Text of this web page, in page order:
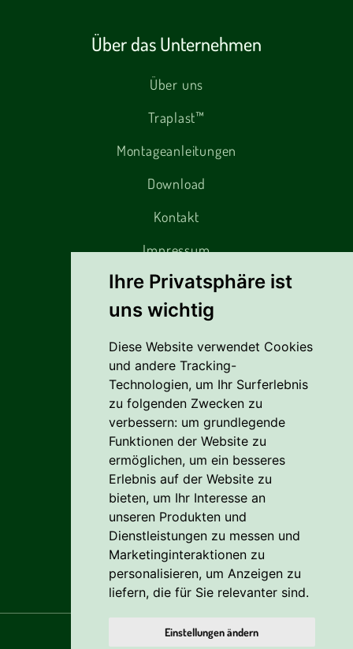
Ihre Privatsphäre ist
uns wichtig
Diese Website verwendet Cookies
und andere Tracking-
Technologien, um Ihr Surferlebnis
zu folgenden Zwecken zu
verbessern: um grundlegende
Funktionen der Website zu
ermöglichen, um ein besseres
Erlebnis auf der Website zu
bieten, um Ihr Interesse an
unseren Produkten und
Dienstleistungen zu messen und
Marketinginteraktionen zu
personalisieren, um Anzeigen zu
liefern, die für Sie relevanter sind.
Einstellungen ändern
Über das Unternehmen
Über uns
Traplast™
Montageanleitungen
Download
Kontakt
Impressum
Alles rund um den Einkauf
Liefer- Und Versandkosten
Zahlungsbedingungen
AGB
Vertrag widerrufen
Reklamation
Cookie
Datenschutzerklärung